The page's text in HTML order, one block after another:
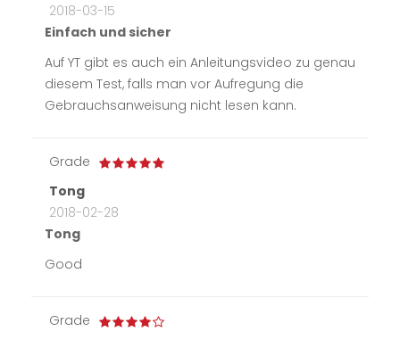
2018-03-15
Einfach und sicher
Auf YT gibt es auch ein Anleitungsvideo zu genau
diesem Test, falls man vor Aufregung die
Gebrauchsanweisung nicht lesen kann.
Grade
Tong
2018-02-28
Tong
Good
Grade